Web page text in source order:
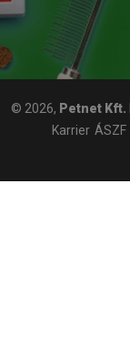
© 2026, Petnet Kft.
Karrier ÁSZF